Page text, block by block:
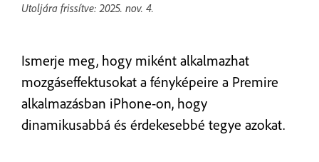
Utoljára frissítve:2025. nov. 4.
Ismerje meg, hogy miként alkalmazhat
mozgáseffektusokat a fényképeire a Premire
alkalmazásban iPhone-on, hogy
dinamikusabbá és érdekesebbé tegye azokat.